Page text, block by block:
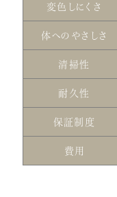
変色しにくさ
体へのやさしさ
清掃性
耐久性
保証制度
費用